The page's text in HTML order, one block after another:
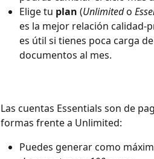
Elige tu plan (Unlimited o
es la mejor relación calidad-
es útil si tienes poca carga
documentos al mes.
Las cuentas Essentials son de
formas frente a Unlimited:
Puedes generar como